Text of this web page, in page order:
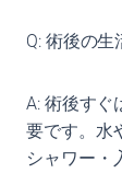
Q: 術後の生
A: 術後すぐ
要です。水
シャワー・